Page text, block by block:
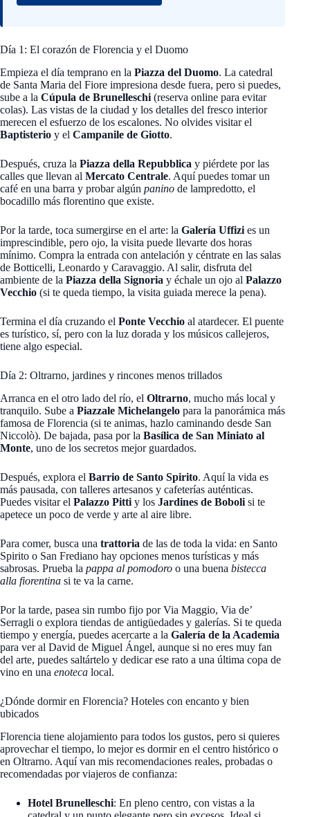
Día 1: El corazón de Florencia y el Duomo
Empieza el día temprano en la Piazza del Duomo. La catedral
de Santa Maria del Fiore impresiona desde fuera, pero si puedes,
sube a la Cúpula de Brunelleschi (reserva online para evitar
colas). Las vistas de la ciudad y los detalles del fresco interior
merecen el esfuerzo de los escalones. No olvides visitar el
Baptisterio y el Campanile de Giotto.
Después, cruza la Piazza della Repubblica y piérdete por las
calles que llevan al Mercato Centrale. Aquí puedes tomar un
café en una barra y probar algún panino de lampredotto, el
bocadillo más florentino que existe.
Por la tarde, toca sumergirse en el arte: la Galería Uffizi es un
imprescindible, pero ojo, la visita puede llevarte dos horas
mínimo. Compra la entrada con antelación y céntrate en las salas
de Botticelli, Leonardo y Caravaggio. Al salir, disfruta del
ambiente de la Piazza della Signoria y échale un ojo al Palazzo
Vecchio (si te queda tiempo, la visita guiada merece la pena).
Termina el día cruzando el Ponte Vecchio al atardecer. El puente
es turístico, sí, pero con la luz dorada y los músicos callejeros,
tiene algo especial.
Día 2: Oltrarno, jardines y rincones menos trillados
Arranca en el otro lado del río, el Oltrarno, mucho más local y
tranquilo. Sube a Piazzale Michelangelo para la panorámica más
famosa de Florencia (si te animas, hazlo caminando desde San
Niccolò). De bajada, pasa por la Basílica de San Miniato al
Monte, uno de los secretos mejor guardados.
Después, explora el Barrio de Santo Spirito. Aquí la vida es
más pausada, con talleres artesanos y cafeterías auténticas.
Puedes visitar el Palazzo Pitti y los Jardines de Boboli si te
apetece un poco de verde y arte al aire libre.
Para comer, busca una trattoria de las de toda la vida: en Santo
Spirito o San Frediano hay opciones menos turísticas y más
sabrosas. Prueba la pappa al pomodoro o una buena bistecca
alla fiorentina si te va la carne.
Por la tarde, pasea sin rumbo fijo por Via Maggio, Via de’
Serragli o explora tiendas de antigüedades y galerías. Si te queda
tiempo y energía, puedes acercarte a la Galería de la Academia
para ver al David de Miguel Ángel, aunque si no eres muy fan
del arte, puedes saltártelo y dedicar ese rato a una última copa de
vino en una enoteca local.
¿Dónde dormir en Florencia? Hoteles con encanto y bien
ubicados
Florencia tiene alojamiento para todos los gustos, pero si quieres
aprovechar el tiempo, lo mejor es dormir en el centro histórico o
en Oltrarno. Aquí van mis recomendaciones reales, probadas o
recomendadas por viajeros de confianza:
Hotel Brunelleschi: En pleno centro, con vistas a la